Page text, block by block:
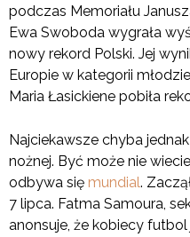
podczas Memoriału
Ewa Swoboda wygrała
nowy rekord Polski. Jej
Europie w kategorii
Maria Łasickiene pobiła
Najciekawsze chyba
nożnej. Być może nie
odbywa się mundial.
7 lipca. Fatma Samoura,
anonsuje, że kobiecy